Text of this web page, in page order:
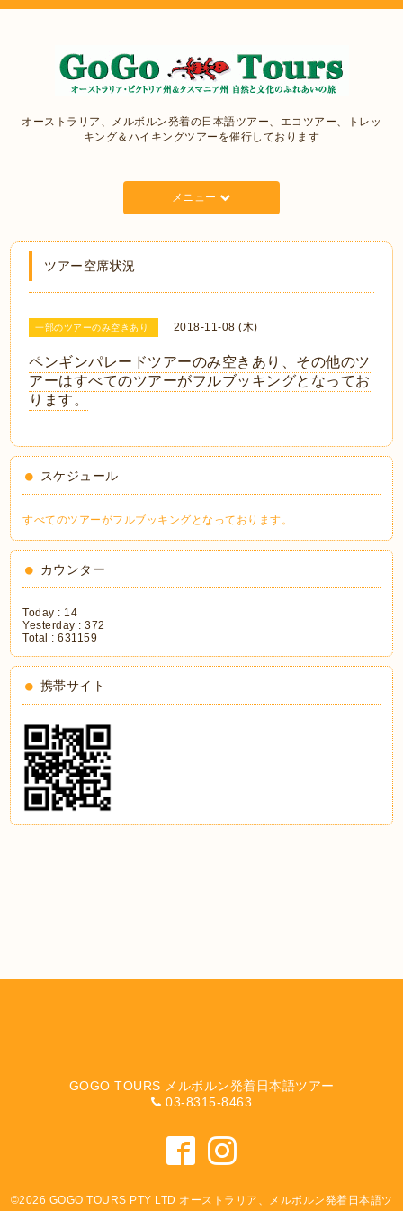
オーストラリア、メルボルン発着の日本語ツアー、エコツアー、トレッ
キング＆ハイキングツアーを催行しております
メニュー
ツアー空席状況
一部のツアーのみ空きあり 2018-11-08 (木)
ペンギンパレードツアーのみ空きあり、その他のツ
アーはすべてのツアーがフルブッキングとなってお
ります。
スケジュール
すべてのツアーがフルブッキングとなっております。
カウンター
Today : 14
Yesterday :372
Total :631159
携帯サイト
GOGO TOURS メルボルン発着日本語ツアー
03-8315-8463
©2026 GOGO TOURS PTY LTD オーストラリア、メルボルン発着日本語ツ